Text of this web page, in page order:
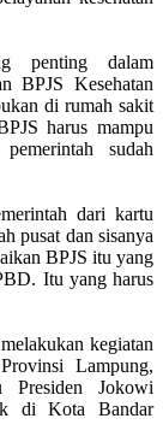
penting dalam
BPJS Kesehatan
di rumah sakit
harus mampu
sudah
dari kartu
pusat dan sisanya
BPJS itu yang
Itu yang harus
kegiatan
Lampung,
Jokowi
di Kota Bandar